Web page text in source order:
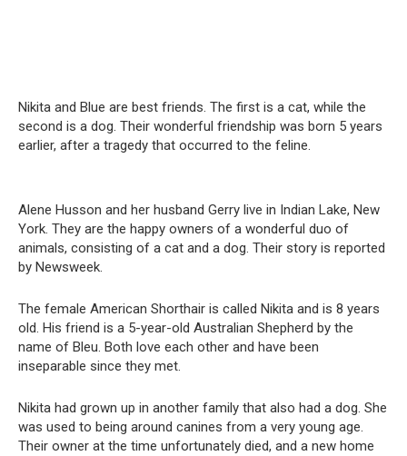
Nikita and Blue are best friends. The first is a cat, while the
second is a dog. Their wonderful friendship was born 5 years
earlier, after a tragedy that occurred to the feline.
Alene Husson and her husband Gerry live in Indian Lake, New
York. They are the happy owners of a wonderful duo of
animals, consisting of a cat and a dog. Their story is reported
by Newsweek.
The female American Shorthair is called Nikita and is 8 years
old. His friend is a 5-year-old Australian Shepherd by the
name of Bleu. Both love each other and have been
inseparable since they met.
Nikita had grown up in another family that also had a dog. She
was used to being around canines from a very young age.
Their owner at the time unfortunately died, and a new home